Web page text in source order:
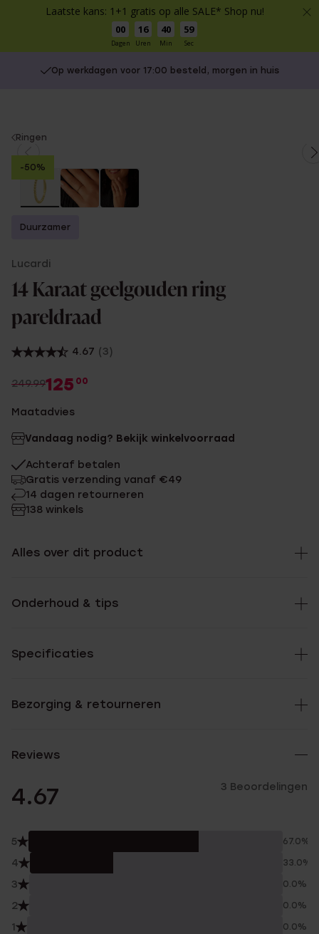
Laatste kans: 1+1 gratis op alle SALE* Shop nu!
00
Dagen
16
Uren
40
Min
59
Sec
Op werkdagen voor 17:00 besteld, morgen in huis
You
are
here:
Ringen
-50%
Duurzamer
Lucardi
14 Karaat geelgouden ring
pareldraad
4.67 (3)
249.99125 00
Maatadvies
Vandaag nodig? Bekijk winkelvoorraad
Achteraf betalen
Gratis verzending vanaf €49
14 dagen retourneren
138 winkels
Alles over dit product
Onderhoud & tips
Specificaties
Bezorging & retourneren
Reviews
4.67 3 Beoordelingen
5 67.0%
4 33.0%
3 0.0%
2 0.0%
1 0.0%